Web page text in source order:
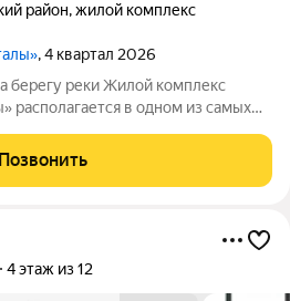
район,жилой комплекс
, 4 квартал 2026
берегу реки Жилой комплекс
располагается в одном из самых
виды на холмы и нетронутую
Позвонить
4 этаж из 12